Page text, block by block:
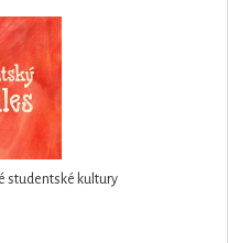
studentské kultury